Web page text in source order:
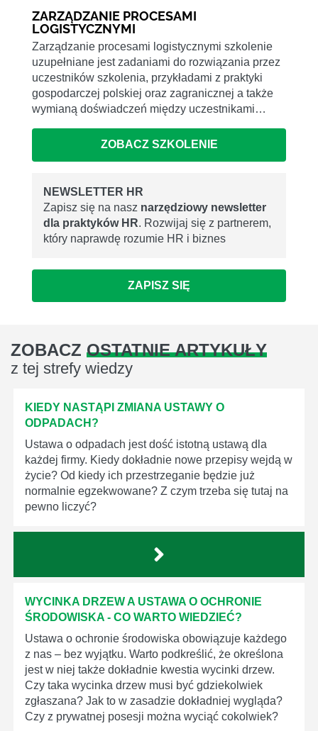
ZARZĄDZANIE PROCESAMI
LOGISTYCZNYMI
Zarządzanie procesami logistycznymi szkolenie
uzupełniane jest zadaniami do rozwiązania przez
uczestników szkolenia, przykładami z praktyki
gospodarczej polskiej oraz zagranicznej a także
wymianą doświadczeń między uczestnikami…
ZOBACZ SZKOLENIE
NEWSLETTER HR
Zapisz się na nasz narzędziowy newsletter
dla praktyków HR. Rozwijaj się z partnerem,
który naprawdę rozumie HR i biznes
ZAPISZ SIĘ
ZOBACZ OSTATNIE ARTYKUŁY
z tej strefy wiedzy
KIEDY NASTĄPI ZMIANA USTAWY O
ODPADACH?
Ustawa o odpadach jest dość istotną ustawą dla
każdej firmy. Kiedy dokładnie nowe przepisy wejdą w
życie? Od kiedy ich przestrzeganie będzie już
normalnie egzekwowane? Z czym trzeba się tutaj na
pewno liczyć?
WYCINKA DRZEW A USTAWA O OCHRONIE
ŚRODOWISKA - CO WARTO WIEDZIEĆ?
Ustawa o ochronie środowiska obowiązuje każdego
z nas – bez wyjątku. Warto podkreślić, że określona
jest w niej także dokładnie kwestia wycinki drzew.
Czy taka wycinka drzew musi być gdziekolwiek
zgłaszana? Jak to w zasadzie dokładniej wygląda?
Czy z prywatnej posesji można wyciąć cokolwiek?